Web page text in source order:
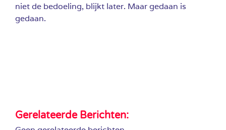
niet de bedoeling, blijkt later. Maar gedaan is
gedaan.
Gerelateerde Berichten: